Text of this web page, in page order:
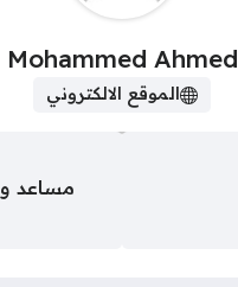
Mohammed Ahmed
الموقع الالكتروني
مساعد